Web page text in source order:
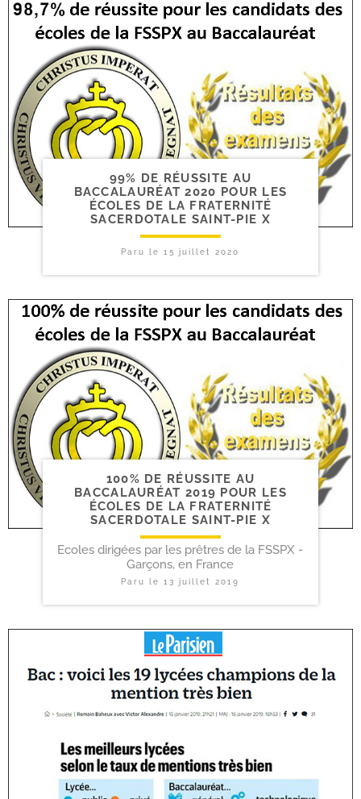
99% DE RÉUSSITE AU
BACCALAURÉAT 2020 POUR LES
ÉCOLES DE LA FRATERNITÉ
SACERDOTALE SAINT-​PIE X
Paru le15 juillet 2020
100% DE RÉUSSITE AU
BACCALAURÉAT 2019 POUR LES
ÉCOLES DE LA FRATERNITÉ
SACERDOTALE SAINT-​PIE X
Ecoles dirigées par les prêtres de la FSSPX -
Garçons, en France
Paru le13 juillet 2019